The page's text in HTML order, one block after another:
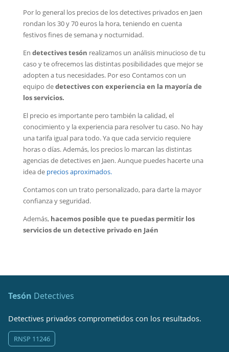
Por lo general los precios de los detectives privados en Jaen
rondan los 30 y 70 euros la hora, teniendo en cuenta
festivos fines de semana y nocturnidad.
En detectives tesón realizamos un análisis minucioso de tu
caso y te ofrecemos las distintas posibilidades que mejor se
adopten a tus necesidades. Por eso Contamos con un
equipo dedetectives con experiencia en la mayoría de
los servicios.
El precio es importante pero también la calidad, el
conocimiento y la experiencia para resolver tu caso. No hay
una tarifa igual para todo. Ya que cada servicio requiere
horas o días. Además, los precios lo marcan las distintas
agencias de detectives en Jaen. Aunque puedes hacerte una
idea de precios aproximados.
Contamos con un trato personalizado, para darte la mayor
confianza y seguridad.
Además,hacemos posible que te puedas permitir los
servicios de un detective privado en Jaén
Tesón Detectives
Detectives privados comprometidos con los resultados.
RNSP 11246